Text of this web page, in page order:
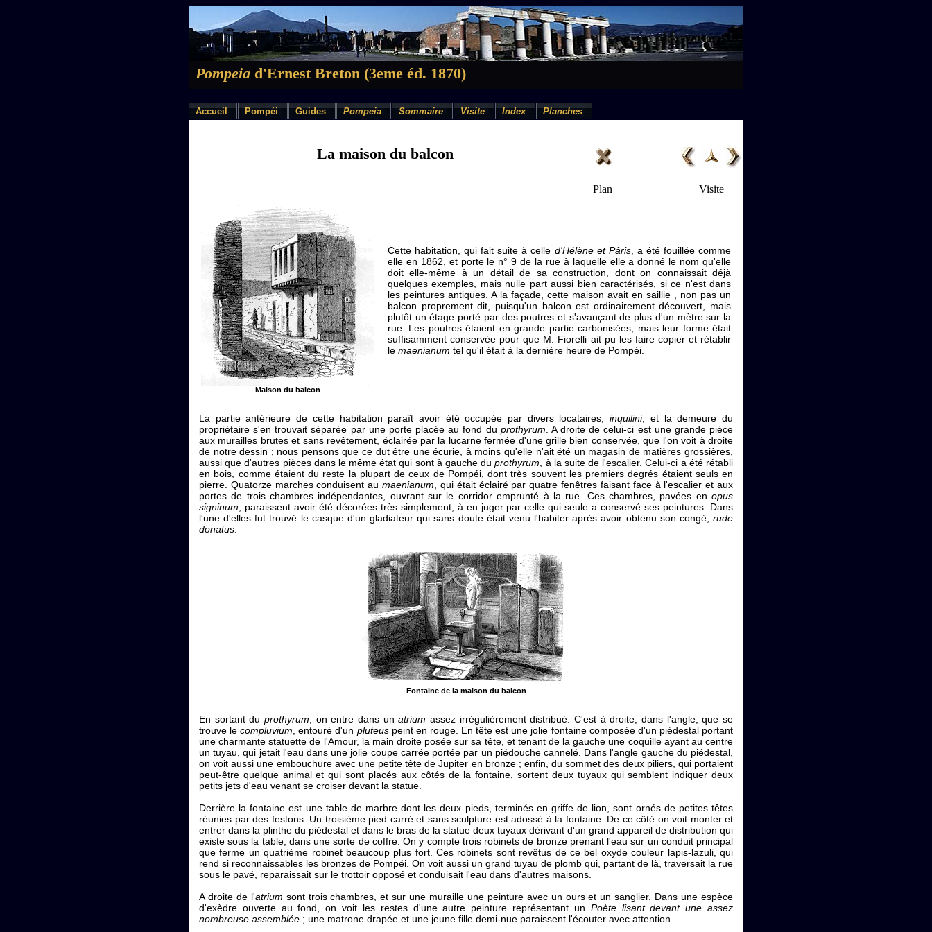
Pompeia d'Ernest Breton (3eme éd. 1870)
Accueil Pompéi Guides Pompeia Sommaire Visite Index Planches
La maison du balcon
Plan Visite
Maison du balcon
Cette habitation, qui fait suite à celle d'Hélène et Pâris, a été fouillée comme
elle en 1862, et porte le n° 9 de la rue à laquelle elle a donné le nom qu'elle
doit elle-même à un détail de sa construction, dont on connaissait déjà
quelques exemples, mais nulle part aussi bien caractérisés, si ce n'est dans
les peintures antiques. A la façade, cette maison avait en saillie , non pas un
balcon proprement dit, puisqu'un balcon est ordinairement découvert, mais
plutôt un étage porté par des poutres et s'avançant de plus d'un mètre sur la
rue. Les poutres étaient en grande partie carbonisées, mais leur forme était
suffisamment conservée pour que M. Fiorelli ait pu les faire copier et rétablir
le maenianum tel qu'il était à la dernière heure de Pompéi.
La partie antérieure de cette habitation paraît avoir été occupée par divers locataires,inquilini, et la demeure du
propriétaire s'en trouvait séparée par une porte placée au fond du prothyrum . A droite de celui-ci est une grande pièce
aux murailles brutes et sans revêtement, éclairée par la lucarne fermée d'une grille bien conservée, que l'on voit à droite
de notre dessin ; nous pensons que ce dut être une écurie, à moins qu'elle n'ait été un magasin de matières grossières,
aussi que d'autres pièces dans le même état qui sont à gauche duprothyrum , à la suite de l'escalier. Celui-ci a été rétabli
en bois, comme étaient du reste la plupart de ceux de Pompéi, dont très souvent les premiers degrés étaient seuls en
pierre. Quatorze marches conduisent aumaenianum , qui était éclairé par quatre fenêtres faisant face à l'escalier et aux
portes de trois chambres indépendantes, ouvrant sur le corridor emprunté à la rue. Ces chambres, pavées en opus
signinum , paraissent avoir été décorées très simplement, à en juger par celle qui seule a conservé ses peintures. Dans
l'une d'elles fut trouvé le casque d'un gladiateur qui sans doute était venu l'habiter après avoir obtenu son congé, rude
donatus
Fontaine de la maison du balcon
En sortant du prothyrum , on entre dans unatrium assez irrégulièrement distribué. C'est à droite, dans l'angle, que se
trouve lecompluvium , entouré d'un pluteuspeint en rouge. En tête est une jolie fontaine composée d'un piédestal portant
une charmante statuette de l'Amour, la main droite posée sur sa tête, et tenant de la gauche une coquille ayant au centre
un tuyau, qui jetait l'eau dans une jolie coupe carrée portée par un piédouche cannelé. Dans l'angle gauche du piédestal,
on voit aussi une embouchure avec une petite tête de Jupiter en bronze ; enfin, du sommet des deux piliers, qui portaient
peut-être quelque animal et qui sont placés aux côtés de la fontaine, sortent deux tuyaux qui semblent indiquer deux
petits jets d'eau venant se croiser devant la statue.
Derrière la fontaine est une table de marbre dont les deux pieds, terminés en griffe de lion, sont ornés de petites têtes
réunies par des festons. Un troisième pied carré et sans sculpture est adossé à la fontaine. De ce côté on voit monter et
entrer dans la plinthe du piédestal et dans le bras de la statue deux tuyaux dérivant d'un grand appareil de distribution qui
existe sous la table, dans une sorte de coffre. On y compte trois robinets de bronze prenant l'eau sur un conduit principal
que ferme un quatrième robinet beaucoup plus fort. Ces robinets sont revêtus de ce bel oxyde couleur lapis-lazuli, qui
rend si reconnaissables les bronzes de Pompéi. On voit aussi un grand tuyau de plomb qui, partant de là, traversait la rue
sous le pavé, reparaissait sur le trottoir opposé et conduisait l'eau dans d'autres maisons.
A droite de l'atrium sont trois chambres, et sur une muraille une peinture avec un ours et un sanglier. Dans une espèce
d'exèdre ouverte au fond, on voit les restes d'une autre peinture représentant un Poète lisant devant une assez
nombreuse assemblée ; une matrone drapée et une jeune fille demi-nue paraissent l'écouter avec attention.